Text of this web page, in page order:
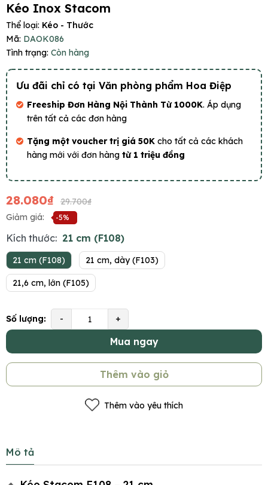
Kéo Inox Stacom
Thể loại: Kéo - Thước
Mã: DAOK086
Tình trạng: Còn hàng
Ưu đãi chỉ có tại Văn phòng phẩm Hoa Điệp
Freeship Đơn Hàng Nội Thành Từ 1000K. Áp dụng
trên tất cả các đơn hàng
Tặng một voucher trị giá 50K cho tất cả các khách
hàng mới với đơn hàng từ 1 triệu đồng
28.080₫
29.700₫
Giảm giá:
-5%
Kích thước: 21 cm (F108)
21 cm (F108) 21 cm, dày (F103)
21,6 cm, lớn (F105)
Số lượng: - +
Mua ngay
Thêm vào giỏ
Thêm vào yêu thích
Mô tả